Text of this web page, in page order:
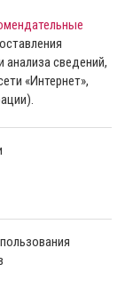
сведений,
«Интернет»,